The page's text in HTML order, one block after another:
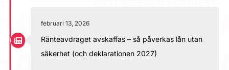
februari 13, 2026
Ränteavdraget avskaffas – så påverkas lån utan
säkerhet (och deklarationen 2027)